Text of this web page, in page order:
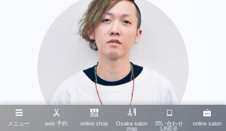
メニュー web 予約 online shop
Osaka salon
map
問い合わせ
LINE＠
online salon